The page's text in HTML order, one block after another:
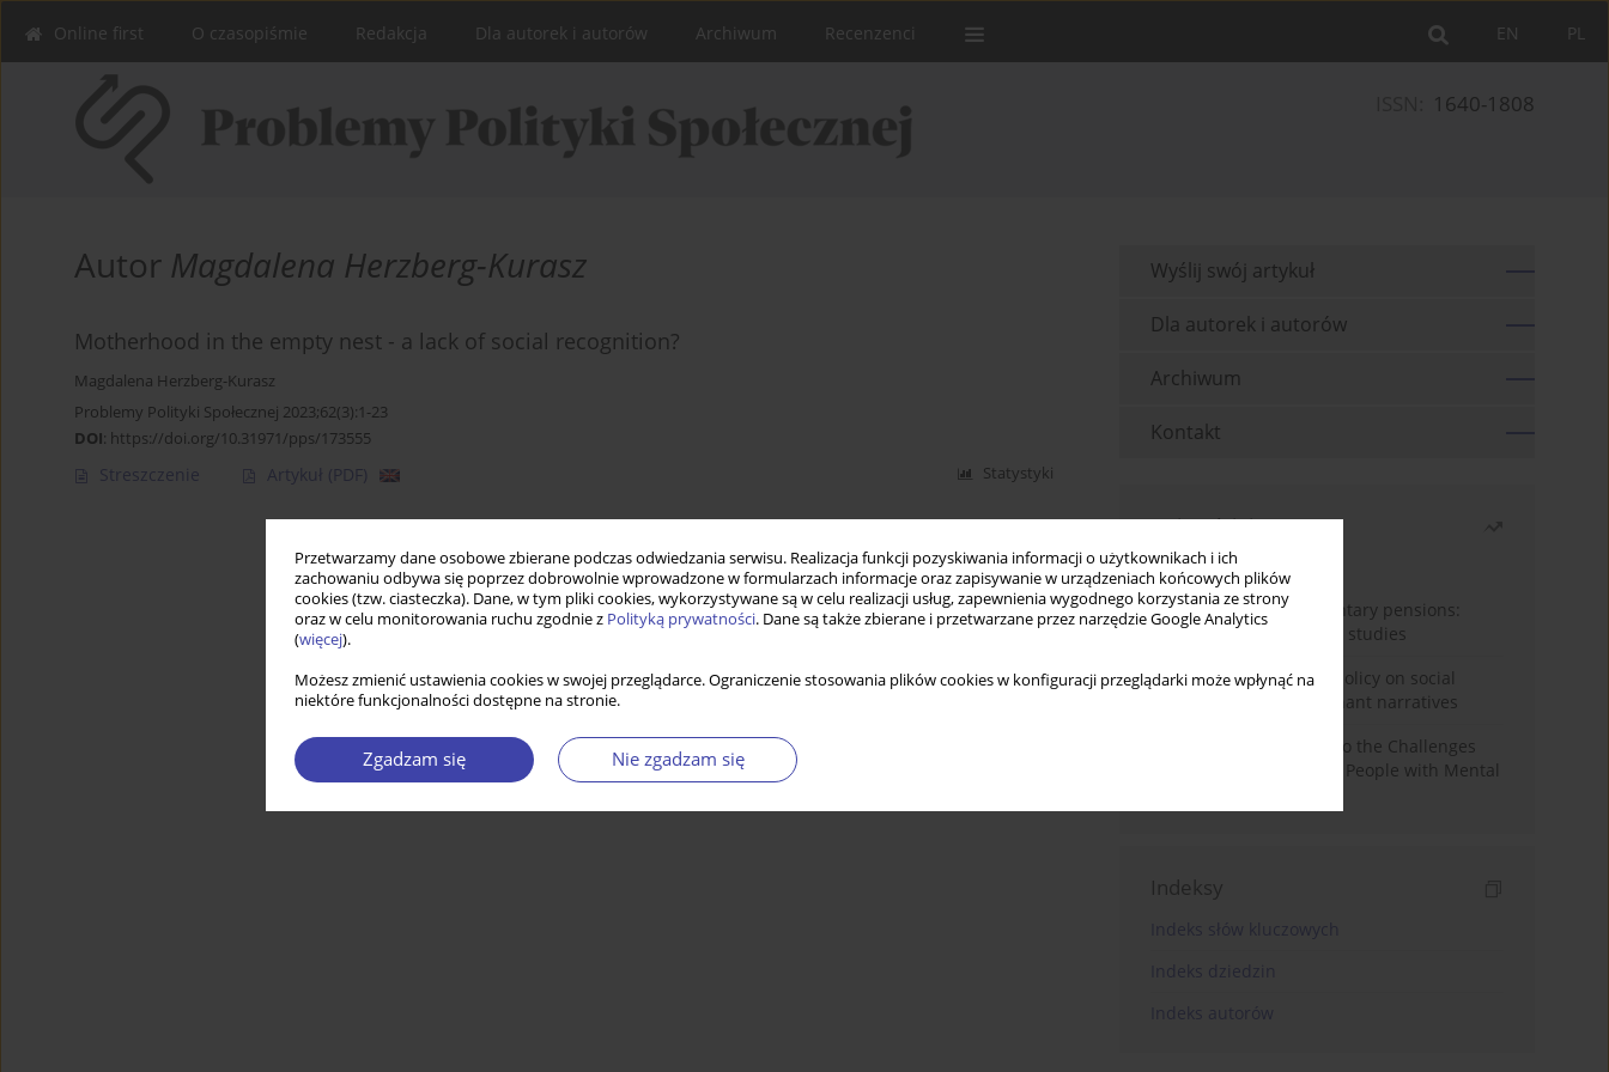
Przetwarzamy dane osobowe zbierane podczas odwiedzania serwisu. Realizacja funkcji pozyskiwania informacji o użytkownikach i ich
zachowaniu odbywa się poprzez dobrowolnie wprowadzone w formularzach informacje oraz zapisywanie w urządzeniach końcowych plików
cookies (tzw. ciasteczka). Dane, w tym pliki cookies, wykorzystywane są w celu realizacji usług, zapewnienia wygodnego korzystania ze strony
oraz w celu monitorowania ruchu zgodnie z Polityką prywatności. Dane są także zbierane i przetwarzane przez narzędzie Google Analytics
(więcej).
Możesz zmienić ustawienia cookies w swojej przeglądarce. Ograniczenie stosowania plików cookies w konfiguracji przeglądarki może wpłynąć na
niektóre funkcjonalności dostępne na stronie.
Zgadzam się Nie zgadzam się
PL
EN
Online first O czasopiśmie Redakcja Dla autorek i autorów Archiwum Recenzenci
1640-1808
Autor Magdalena Herzberg-Kurasz
Motherhood in the empty nest - a lack of social recognition?
Magdalena Herzberg-Kurasz
Problemy Polityki Społecznej 2023;62(3):1-23
DOI: https://doi.org/10.31971/pps/173555
Streszczenie Artykuł (PDF) Statystyki
Wyślij swój artykuł
Dla autorek i autorów
Archiwum
Kontakt
Najczęściej czytane
Miesiąc
Rok
Auto-enrolment in voluntary pensions:
Comparative OECD case studies
Delegitimizing climate policy on social
media platforms: Dominant narratives
Bibliometric Insights into the Challenges
and Needs of Homeless People with Mental
Indeksy
Indeks słów kluczowych
Indeks dziedzin
Indeks autorów